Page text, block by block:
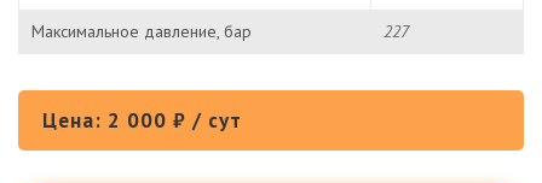
Максимальное давление, бар
227
Цена: 2 000 ₽ / сут